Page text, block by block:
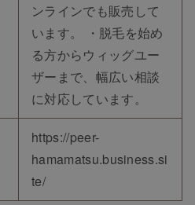
ンラインでも販売して
います。 ・脱毛を始め
る方からウィッグユー
ザーまで、幅広い相談
に対応しています。
https://peer-
hamamatsu.business.si
te/